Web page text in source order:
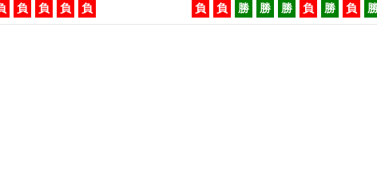
負 負 負 負 負 負 勝 勝 勝 負 勝 負